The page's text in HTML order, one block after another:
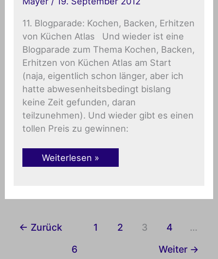
11. Blogparade: Kochen, Backen, Erhitzen
von Küchen Atlas Und wieder ist eine
Blogparade zum Thema Kochen, Backen,
Erhitzen von Küchen Atlas am Start
(naja, eigentlich schon länger, aber ich
hatte abwesenheitsbedingt bislang
keine Zeit gefunden, daran
teilzunehmen). Und wieder gibt es einen
tollen Preis zu gewinnen:
Atlas
Weiterlesen »
← Zurück 1 2 3 4
…
6
Weiter →